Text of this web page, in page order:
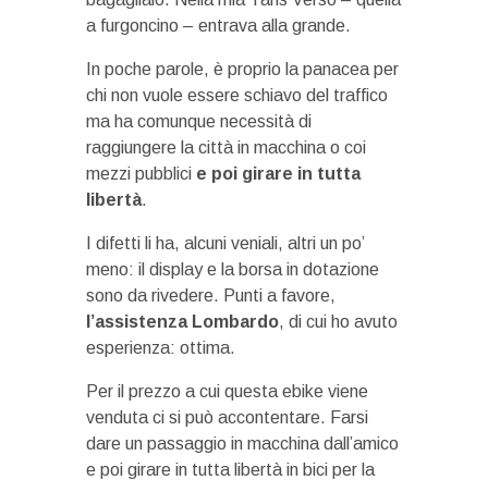
a furgoncino – entrava alla grande.
In poche parole, è proprio la panacea per
chi non vuole essere schiavo del traffico
ma ha comunque necessità di
raggiungere la città in macchina o coi
mezzi pubblici e poi girare in tutta
libertà.
I difetti li ha, alcuni veniali, altri un po’
meno: il display e la borsa in dotazione
sono da rivedere. Punti a favore,
l’assistenza Lombardo, di cui ho avuto
esperienza: ottima.
Per il prezzo a cui questa ebike viene
venduta ci si può accontentare. Farsi
dare un passaggio in macchina dall’amico
e poi girare in tutta libertà in bici per la